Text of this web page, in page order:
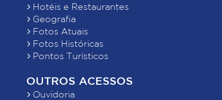
Hotéis e Restaurantes
Geografia
Fotos Atuais
Fotos Históricas
Pontos Turísticos
OUTROS ACESSOS
Ouvidoria